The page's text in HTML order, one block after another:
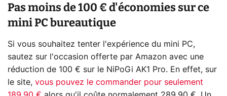
Pas moins de 100 € d'économies sur ce
mini PC bureautique
Si vous souhaitez tenter l'expérience du mini PC,
sautez sur l'occasion offerte par Amazon avec une
réduction de 100 € sur le NiPoGi AK1 Pro. En effet, sur
le site, vous pouvez le commander pour seulement